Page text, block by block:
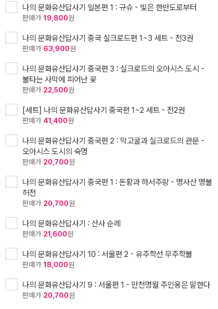
나의 문화유산답사기 일본편 1 : 규슈 - 빛은 한반도로부터
판매가 19,800원
나의 문화유산답사기 중국 실크로드편 1~3 세트 - 전3권
판매가 63,900원
나의 문화유산답사기 중국편 3 : 실크로드의 오아시스 도시 -
불타는 사막에 피어난 꽃
판매가 22,500원
[세트] 나의 문화유산답사기 중국편 1~2 세트 - 전2권
판매가 41,400원
나의 문화유산답사기 중국편 2 : 막고굴과 실크로드의 관문 -
오아시스 도시의 숙명
판매가 20,700원
나의 문화유산답사기 중국편 1 : 돈황과 하서주랑 - 명사산 명불
허전
판매가 20,700원
나의 문화유산답사기 : 산사 순례
판매가 21,600원
나의 문화유산답사기 10 : 서울편 2 - 유주학선 무주학불
판매가 18,000원
나의 문화유산답사기 9 : 서울편 1 - 만천명월 주인옹은 말한다
판매가 20,700원